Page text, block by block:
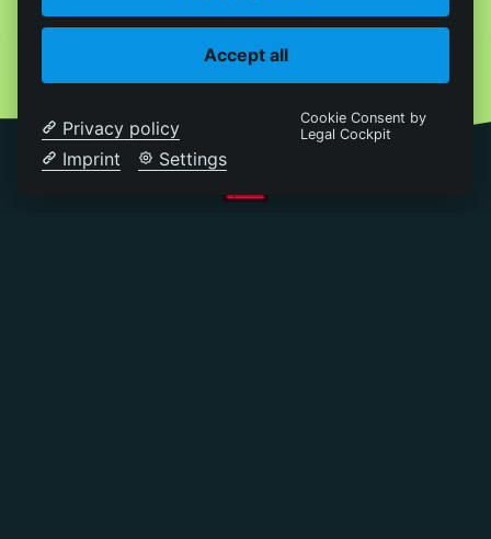
Accept all
Privacy policy
Imprint
Settings
Cookie Consent by
Legal Cockpit